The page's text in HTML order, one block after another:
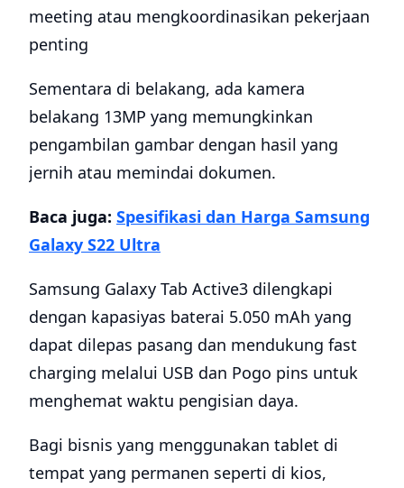
meeting atau mengkoordinasikan pekerjaan
penting
Sementara di belakang, ada kamera
belakang 13MP yang memungkinkan
pengambilan gambar dengan hasil yang
jernih atau memindai dokumen.
Baca juga: Spesifikasi dan Harga Samsung
Galaxy S22 Ultra
Samsung Galaxy Tab Active3 dilengkapi
dengan kapasiyas baterai 5.050 mAh yang
dapat dilepas pasang dan mendukung fast
charging melalui USB dan Pogo pins untuk
menghemat waktu pengisian daya.
Bagi bisnis yang menggunakan tablet di
tempat yang permanen seperti di kios,